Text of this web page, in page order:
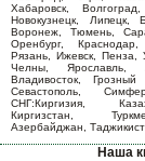
Хабаровск,
Новокузнецк, Липецк,
Воронеж, Тюмень,
Оренбург, Краснодар,
Рязань, Ижевск, Пенза,
Челны, Ярославль,
Владивосток,
Севастополь,
СНГ:Киргизия,
Киргизстан,
Азербайджан,
Наша